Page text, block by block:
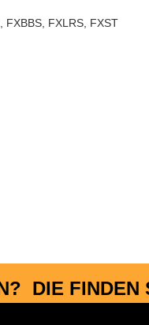
FXBBS, FXLRS, FXST
DIE FINDEN